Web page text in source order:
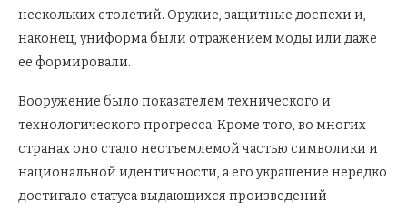
нескольких столетий. Оружие, защитные доспехи и,
наконец, униформа были отражением моды или даже
ее формировали.
Вооружение было показателем технического и
технологического прогресса. Кроме того, во многих
странах оно стало неотъемлемой частью символики и
национальной идентичности, а его украшение нередко
достигало статуса выдающихся произведений